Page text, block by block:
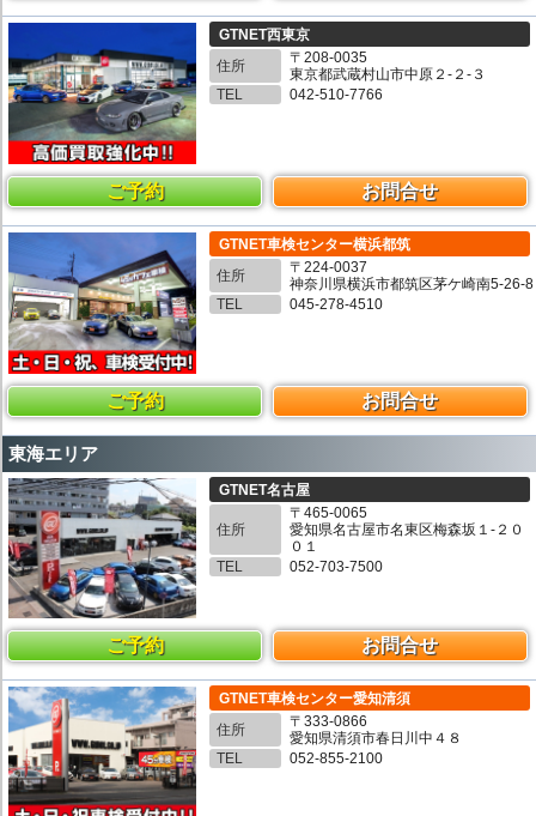
GTNET西東京
住所
〒208-0035
東京都武蔵村山市中原２-２-３
TEL
042-510-7766
ご予約 お問合せ
GTNET車検センター横浜都筑
住所
〒224-0037
神奈川県横浜市都筑区茅ケ崎南5-26-8
TEL
045-278-4510
ご予約 お問合せ
東海エリア
GTNET名古屋
住所
〒465-0065
愛知県名古屋市名東区梅森坂１-２０
０１
TEL
052-703-7500
ご予約 お問合せ
GTNET車検センター愛知清須
住所
〒333-0866
愛知県清須市春日川中４８
TEL
052-855-2100